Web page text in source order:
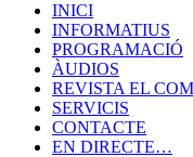
INICI
INFORMATIUS
PROGRAMACIÓ
ÀUDIOS
REVISTA EL
SERVICIS
CONTACTE
EN DIRECTE…